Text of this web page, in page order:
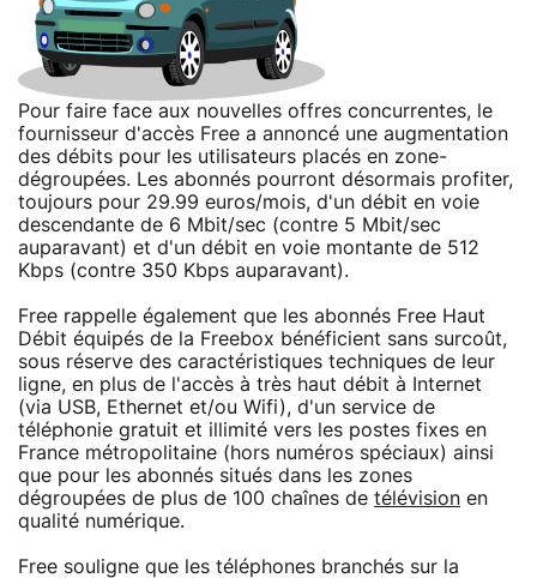
Pour faire face aux nouvelles offres concurrentes, le
fournisseur d'accès Free a annoncé une augmentation
des débits pour les utilisateurs placés en zone-
dégroupées. Les abonnés pourront désormais profiter,
toujours pour 29.99 euros/mois, d'un débit en voie
descendante de 6 Mbit/sec (contre 5 Mbit/sec
auparavant) et d'un débit en voie montante de 512
Kbps (contre 350 Kbps auparavant).
Free rappelle également que les abonnés Free Haut
Débit équipés de la Freebox bénéficient sans surcoût,
sous réserve des caractéristiques techniques de leur
ligne, en plus de l'accès à très haut débit à Internet
(via USB, Ethernet et/ou Wifi), d'un service de
téléphonie gratuit et illimité vers les postes fixes en
France métropolitaine (hors numéros spéciaux) ainsi
que pour les abonnés situés dans les zones
dégroupées de plus de 100 chaînes de télévision en
qualité numérique.
Free souligne que les téléphones branchés sur la